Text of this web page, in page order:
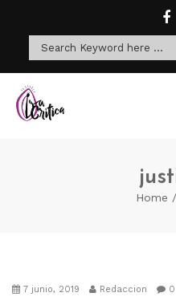
Home
7 junio, 2019 Redaccion